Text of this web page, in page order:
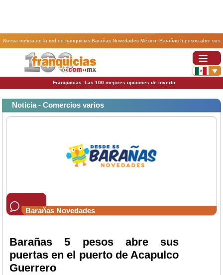
Nueva noticia de la red de franquicias Barañas Novedades México. Barañas 5 pesos abre sus
puertas en el puerto de Acapulco Guerrero.
Franquicias. Las 100 mejores opciones de invertir
Noticia - Comercios varios
Barañas Novedades
Barañas 5 pesos abre sus
puertas en el puerto de Acapulco
Guerrero